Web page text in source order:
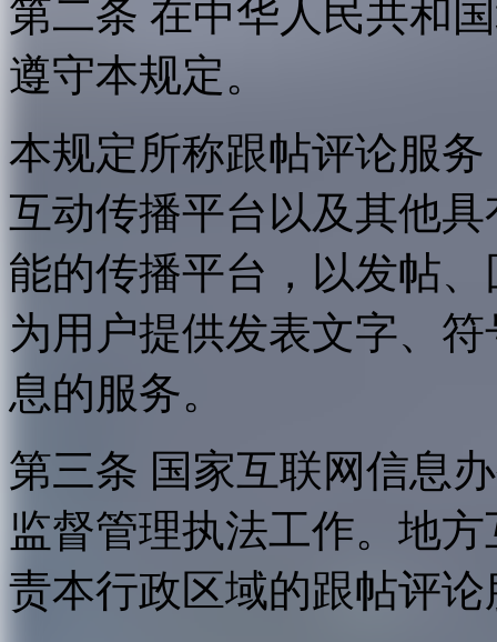
第二条 在中华人民共和
遵守本规定。
本规定所称跟帖评论服
互动传播平台以及其他
能的传播平台，以发帖
为用户提供发表文字、
息的服务。
第三条 国家互联网信息
监督管理执法工作。地
责本行政区域的跟帖评